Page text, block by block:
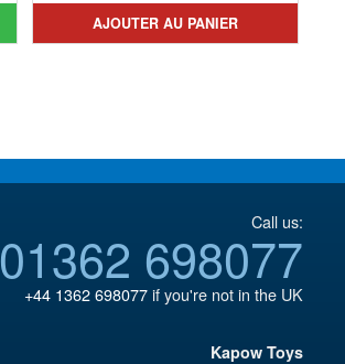
initial
était :
prix
actuel
AJOUTER AU PANIER
Call us:
01362 698077
+44 1362 698077if you're not in the UK
Kapow Toys